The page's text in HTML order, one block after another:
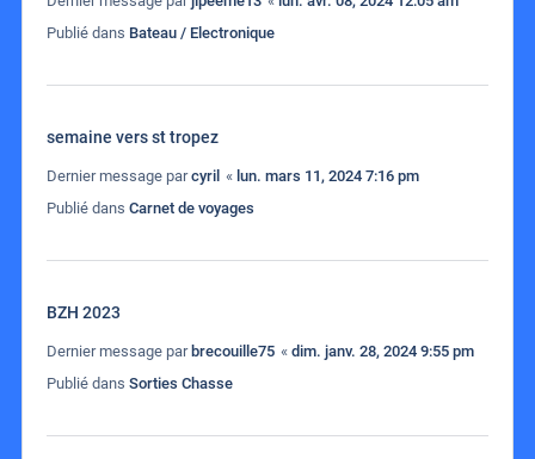
Publié dans Bateau / Electronique
semaine vers st tropez
Dernier message parcyril « lun. mars 11, 2024 7:16 pm
Publié dans Carnet de voyages
BZH 2023
Dernier message par brecouille75 « dim. janv. 28, 2024 9:55 pm
Publié dans Sorties Chasse